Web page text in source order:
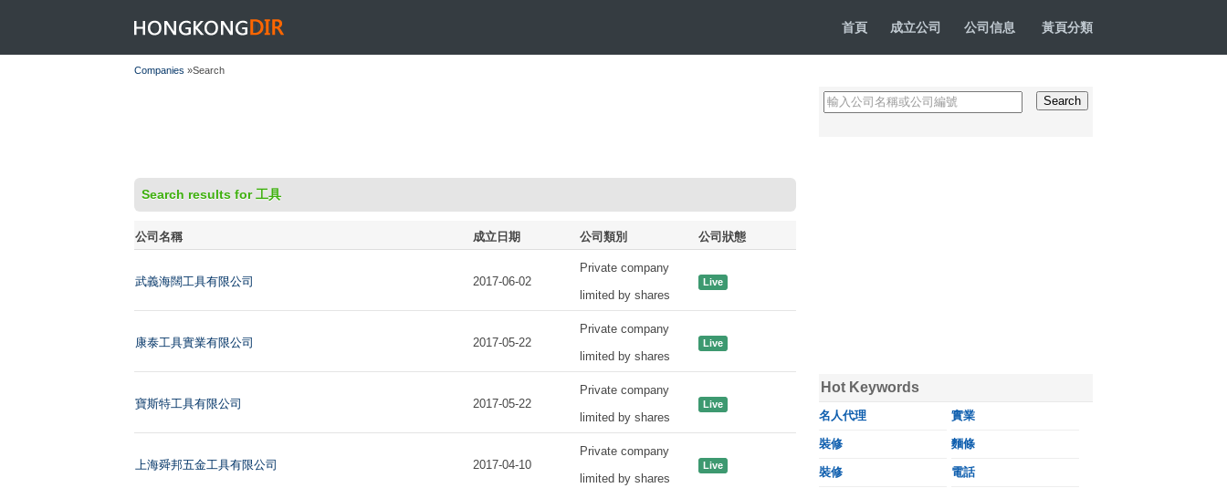
HONGKONGDIR 首頁 成立公司 公司信息 黃頁分類
Companies »Search
Search results for 工具
公司名稱 成立日期 公司類別 公司狀態
武義海闊工具有限公司 2017-06-02
Private company
limited by shares
Live
康泰工具實業有限公司 2017-05-22
Private company
limited by shares
Live
寶斯特工具有限公司 2017-05-22
Private company
limited by shares
Live
上海舜邦五金工具有限公司 2017-04-10
Private company
limited by shares
Live
Hot Keywords
名人代理 實業
裝修 麵條
裝修 電話